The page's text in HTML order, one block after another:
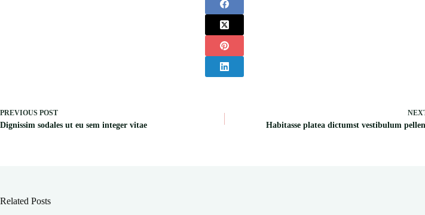
PREVIOUS POST
Dignissim sodales ut eu sem integer vitae Habitasse platea dictumst vestibulum
Related Posts